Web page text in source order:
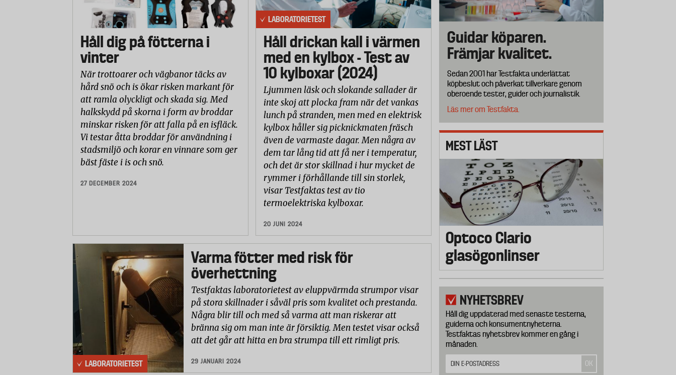
Håll dig på fötterna i
vinter
När trottoarer och vägbanor täcks av
hård snö och is ökar risken markant för
att ramla olyckligt och skada sig. Med
halkskydd på skorna i form av broddar
minskar risken för att falla på en isfläck.
Vi testar åtta broddar för användning i
stadsmiljö och korar en vinnare som ger
bäst fäste i is och snö.
27 DECEMBER 2024
LABORATORIETEST
Håll drickan kall i värmen
med en kylbox - Test av
10 kylboxar (2024)
Ljummen läsk och slokande sallader är
inte skoj att plocka fram när det vankas
lunch på stranden, men med en elektrisk
kylbox håller sig picknickmaten fräsch
även de varmaste dagar. Men några av
dem tar lång tid att få ner i temperatur,
och det är stor skillnad i hur mycket de
rymmer i förhållande till sin storlek,
visar Testfaktas test av tio
termoelektriska kylboxar.
20 JUNI 2024
LABORATORIETEST
Varma fötter med risk för
överhettning
Testfaktas laboratorietest av eluppvärmda strumpor visar
på stora skillnader i såväl pris som kvalitet och prestanda.
Några blir till och med så varma att man riskerar att
bränna sig om man inte är försiktig. Men testet visar också
att det går att hitta en bra strumpa till ett rimligt pris.
29 JANUARI 2024
Guidar köparen.
Främjar kvalitet.
Sedan 2001 har Testfakta underlättat
köpbeslut och påverkat tillverkare genom
oberoende tester, guider och journalistik.
Läs mer om Testfakta.
MEST LÄST
Optoco Clario
glasögonlinser
NYHETSBREV
Håll dig uppdaterad med senaste testerna,
guiderna och konsumentnyheterna.
Testfaktas nyhetsbrev kommer en gång i
månaden.